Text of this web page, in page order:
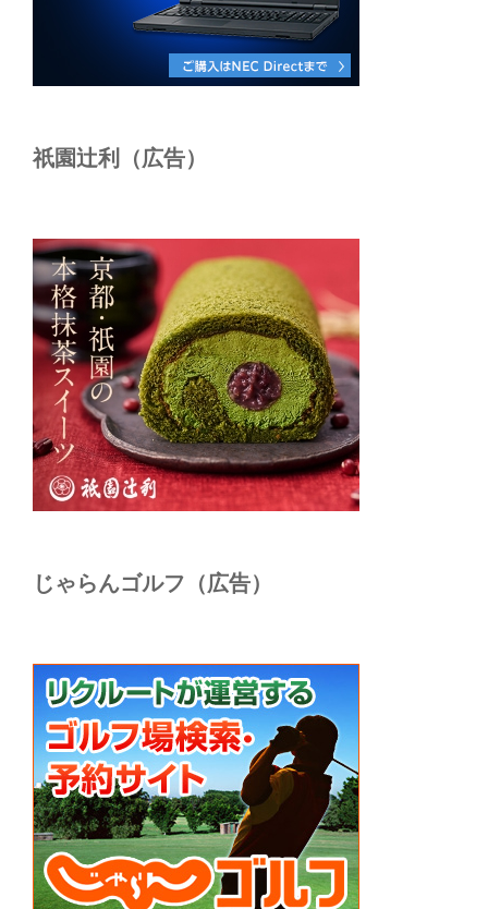
祇園辻利（広告）
じゃらんゴルフ（広告）